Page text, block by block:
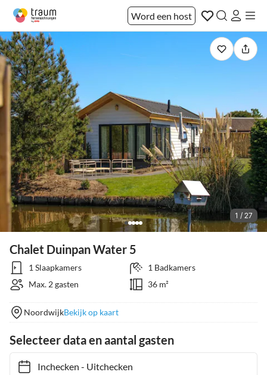
Word een host
1 / 27
Chalet Duinpan Water 5
1 Slaapkamers
1 Badkamers
Max. 2 gasten
36 m²
NoordwijkBekijk op kaart
Selecteer data en aantal gasten
Inchecken- Uitchecken